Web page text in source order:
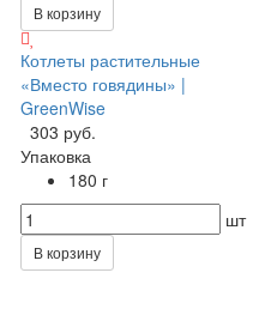
В корзину
Котлеты растительные
«Вместо говядины» |
GreenWise
303 руб.
Упаковка
180 г
шт
В корзину